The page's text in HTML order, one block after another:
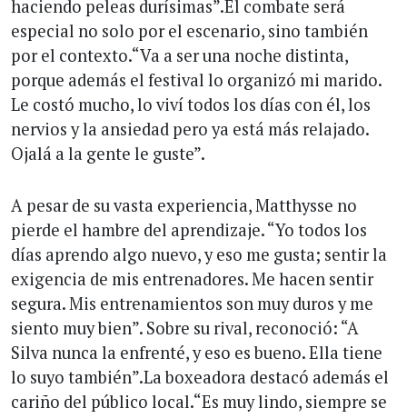
haciendo peleas durísimas”.El combate será
especial no solo por el escenario, sino también
por el contexto.“Va a ser una noche distinta,
porque además el festival lo organizó mi marido.
Le costó mucho, lo viví todos los días con él, los
nervios y la ansiedad pero ya está más relajado.
Ojalá a la gente le guste”.
A pesar de su vasta experiencia, Matthysse no
pierde el hambre del aprendizaje. “Yo todos los
días aprendo algo nuevo, y eso me gusta; sentir la
exigencia de mis entrenadores. Me hacen sentir
segura. Mis entrenamientos son muy duros y me
siento muy bien”. Sobre su rival, reconoció: “A
Silva nunca la enfrenté, y eso es bueno. Ella tiene
lo suyo también”.La boxeadora destacó además el
cariño del público local.“Es muy lindo, siempre se